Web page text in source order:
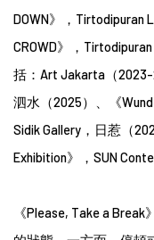
DOWN》，Tirtodipuran
CROWD》，
括：Art Jakarta（2023-
泗水（2025）、《
Sidik Gallery，日惹（
Exhibition》，SUN
《Please, Take a